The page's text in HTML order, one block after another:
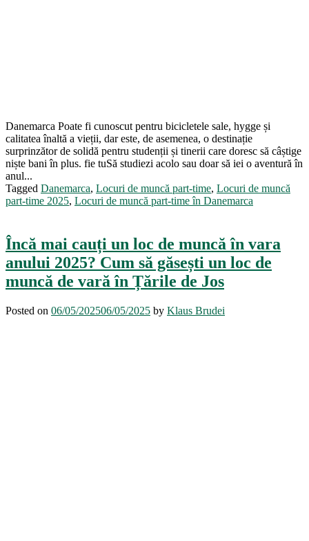
Danemarca Poate fi cunoscut pentru bicicletele sale, hygge și
calitatea înaltă a vieții, dar este, de asemenea, o destinație
surprinzător de solidă pentru studenții și tinerii care doresc să câștige
niște bani în plus. fie tuSă studiezi acolo sau doar să iei o aventură în
anul...
Tagged Danemarca, Locuri de muncă part-time, Locuri de muncă
part-time 2025, Locuri de muncă part-time în Danemarca
Încă mai cauți un loc de muncă în vara
anului 2025? Cum să găsești un loc de
muncă de vară în Țările de Jos
Posted on 06/05/202506/05/2025 by Klaus Brudei